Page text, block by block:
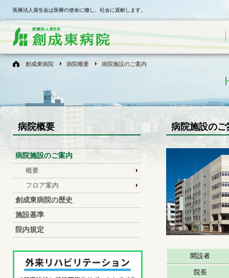
医療法人資生会は医療の使命に徹し、社会に貢献します。
創成東病院 病院概要 病院施設のご案内
病院概要
病院施設のご案内
概要
フロア案内
創成東病院の歴史
施設基準
院内規定
病院施設のご
開設者
院長